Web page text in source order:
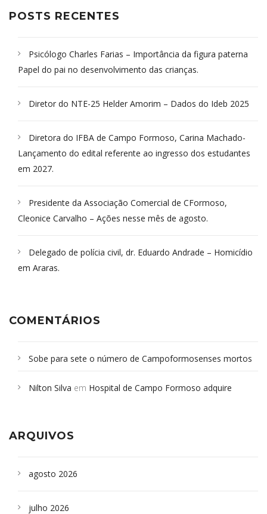
POSTS RECENTES
Psicólogo Charles Farias – Importância da figura paterna
Papel do pai no desenvolvimento das crianças.
Diretor do NTE-25 Helder Amorim – Dados do Ideb 2025
Diretora do IFBA de Campo Formoso, Carina Machado-
Lançamento do edital referente ao ingresso dos estudantes
em 2027.
Presidente da Associação Comercial de CFormoso,
Cleonice Carvalho – Ações nesse mês de agosto.
Delegado de polícia civil, dr. Eduardo Andrade – Homicídio
em Araras.
COMENTÁRIOS
Sobe para sete o número de Campoformosenses mortos
Campoformosenses que morreram em desabamentos são
Nilton Silva em Hospital de Campo Formoso adquire
ARQUIVOS
agosto 2026
julho 2026